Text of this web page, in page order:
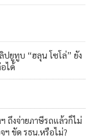
ยหลังปลดล็อค
ยูทูบ “ฮลุน โซโล่” ยัง
ได้
ถึงจ่ายภาษีรถแล้วก็ไม่
ฯ ขัด รธน.หรือไม่?